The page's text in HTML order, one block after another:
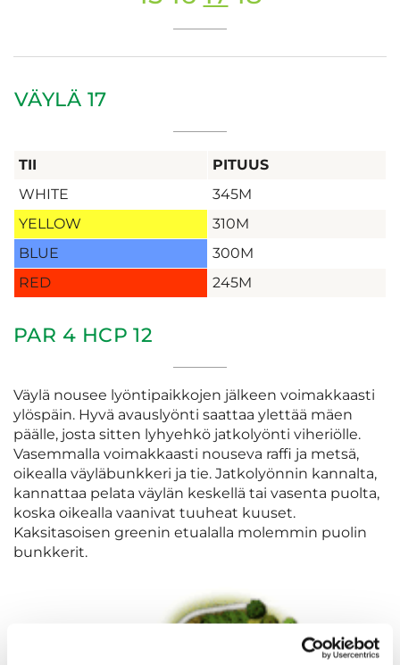
VÄYLÄ 17
TII
PITUUS
WHITE
345M
YELLOW
310M
BLUE
300M
RED
245M
PAR 4 HCP 12
Väylä nousee lyöntipaikkojen jälkeen voimakkaasti
ylöspäin. Hyvä avauslyönti saattaa ylettää mäen
päälle, josta sitten lyhyehkö jatkolyönti viheriölle.
Vasemmalla voimakkaasti nouseva raffi ja metsä,
oikealla väyläbunkkeri ja tie. Jatkolyönnin kannalta,
kannattaa pelata väylän keskellä tai vasenta puolta,
koska oikealla vaanivat tuuheat kuuset.
Kaksitasoisen greenin etualalla molemmin puolin
bunkkerit.